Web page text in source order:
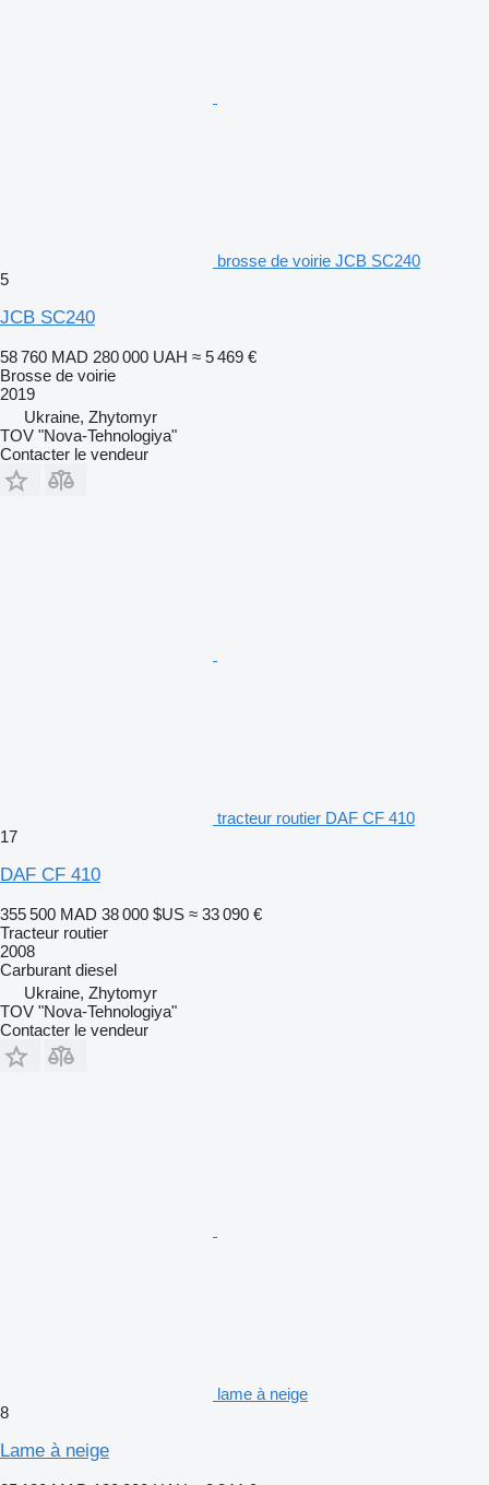
brosse de voirie JCB SC240
5
JCB SC240
58 760 MAD 280 000 UAH ≈ 5 469 €
Brosse de voirie
2019
Ukraine, Zhytomyr
TOV "Nova-Tehnologiya"
Contacter le vendeur
tracteur routier DAF CF 410
17
DAF CF 410
355 500 MAD 38 000 $US ≈ 33 090 €
Tracteur routier
2008
Carburant diesel
Ukraine, Zhytomyr
TOV "Nova-Tehnologiya"
Contacter le vendeur
lame à neige
8
Lame à neige